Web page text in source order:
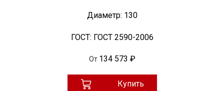
Диаметр: 130
ГОСТ: ГОСТ 2590-2006
От 134 573 ₽
Купить